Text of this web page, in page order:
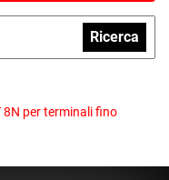
Ricerca
per terminali fino